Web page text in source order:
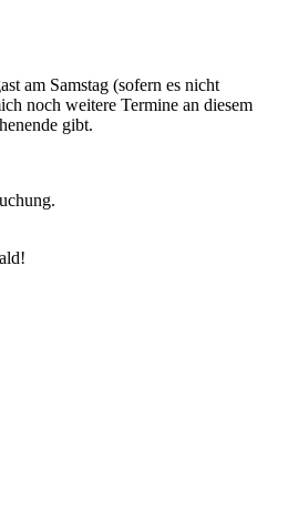
am Samstag (sofern es nicht
noch weitere Termine an diesem
gibt.